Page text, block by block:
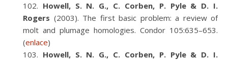
Howell, S. N. G., C. Corben, P. Pyle & D. I.
Rogers (2003). The first basic problem: a review of
molt and plumage homologies. Condor 105:635–653.
(enlace)
Howell, S. N. G., C. Corben, P. Pyle & D. I.